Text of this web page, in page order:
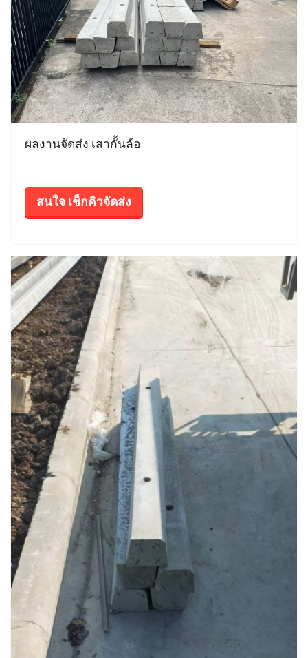
ผลงานจัดส่ง เสากั้นล้อ
สนใจ เช็กคิวจัดส่ง